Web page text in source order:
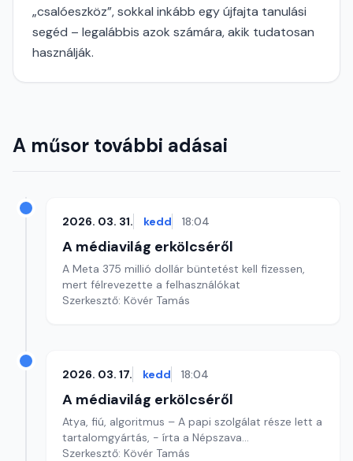
„csalóeszköz”, sokkal inkább egy újfajta tanulási
segéd – legalábbis azok számára, akik tudatosan
használják.
A műsor további adásai
2026. 03. 31. kedd 18:04
A médiavilág erkölcséről
A Meta 375 millió dollár büntetést kell fizessen,
mert félrevezette a felhasználókat
Szerkesztő: Kövér Tamás
2026. 03. 17. kedd 18:04
A médiavilág erkölcséről
Atya, fiú, algoritmus – A papi szolgálat része lett a
tartalomgyártás, - írta a Népszava...
Szerkesztő: Kövér Tamás